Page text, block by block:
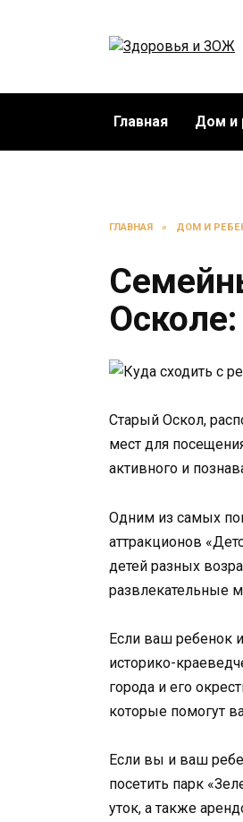
Главная Дом и
ГЛАВНАЯ » ДОМ И
Старый Оскол,
мест для
активного и
Одним из самых
аттракционов
детей разных
развлекательные
Если ваш ребенок
историко-
города и его
которые помогут
Если вы и ваш
посетить парк
уток, а также